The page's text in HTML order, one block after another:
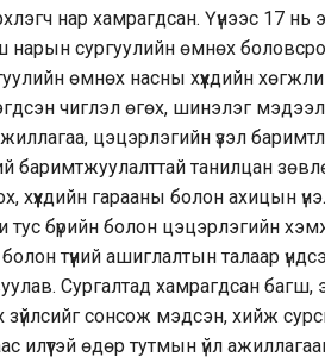
нар хамрагдсан. Үүнээс 17 нь
нарын сургуулийн өмнөх
өмнөх насны хүүхдийн
чиглэл өгөх, шинэлэг
цэцэрлэгийн үзэл
баримтжуулалттай танилцан
хүүхдийн гарааны болон ахицын
тус бүрийн болон цэцэрлэгийн
түүний ашиглалтын талаар
Сургалтад хамрагдсан багш,
зүйлсийг сонсож мэдсэн, хийж
илүүтэй өдөр тутмын үйл